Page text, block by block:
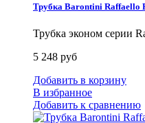
Трубка Barontini Raffaello
Трубка эконом серии
5 248 руб
Добавить в корзину
В избранное
Добавить к сравнению